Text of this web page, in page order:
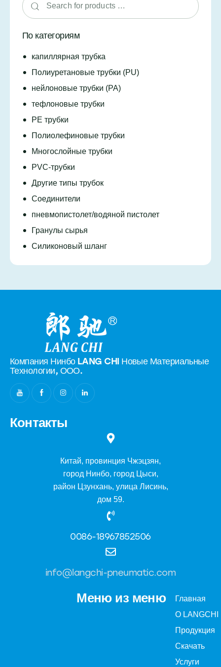
По категориям
капиллярная трубка
Полиуретановые трубки (PU)
нейлоновые трубки (PA)
тефлоновые трубки
PE трубки
Полиолефиновые трубки
Многослойные трубки
PVC-трубки
Другие типы трубок
Соединители
пневмопистолет/водяной пистолет
Гранулы сырья
Силиконовый шланг
Компания Нинбо LANG CHI Новые Материальные
Технологии, ООО.
Контакты
Китай, провинция Чжэцзян,
город Нинбо, город Цыси,
район Цзунхань, улица Лисинь,
дом 59.
0086-18967852506
info@langchi-pneumatic.com
Меню из меню
Главная
О LANGCHI
Продукция
Скачать
Услуги